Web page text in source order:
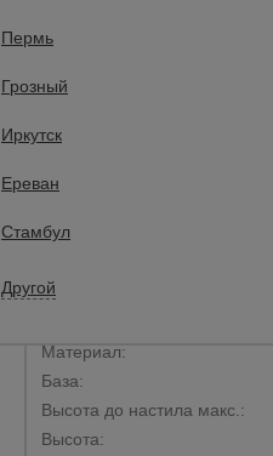
Вышка-тура
Материал:
База:
Высота до настила макс.:
Высота:
Пермь
Грозный
Иркутск
Ереван
Стамбул
Другой